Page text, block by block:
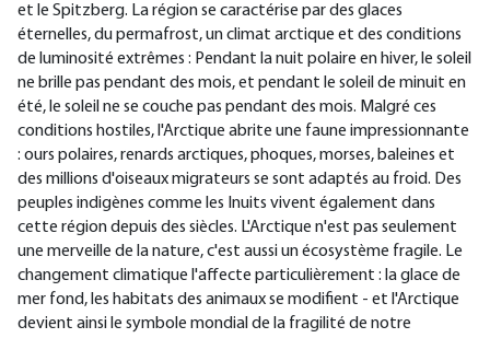
et le Spitzberg. La région se caractérise par des glaces
éternelles, du permafrost, un climat arctique et des conditions
de luminosité extrêmes : Pendant la nuit polaire en hiver, le soleil
ne brille pas pendant des mois, et pendant le soleil de minuit en
été, le soleil ne se couche pas pendant des mois. Malgré ces
conditions hostiles, l'Arctique abrite une faune impressionnante
: ours polaires, renards arctiques, phoques, morses, baleines et
des millions d'oiseaux migrateurs se sont adaptés au froid. Des
peuples indigènes comme les Inuits vivent également dans
cette région depuis des siècles. L'Arctique n'est pas seulement
une merveille de la nature, c'est aussi un écosystème fragile. Le
changement climatique l'affecte particulièrement : la glace de
mer fond, les habitats des animaux se modifient - et l'Arctique
devient ainsi le symbole mondial de la fragilité de notre